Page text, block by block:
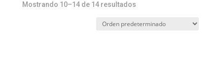
Mostrando 10–14 de 14 resultados